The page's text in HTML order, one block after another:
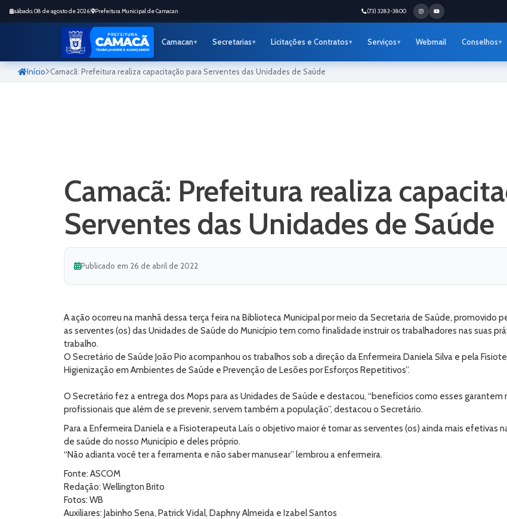
sábado, 08 de agosto de 2026 Prefeitura Municipal de Camacan (73) 3283-3800
Camacan Secretarias Licitações e Contratos Serviços Webmail Conselhos
Início Camacã: Prefeitura realiza capacitação para Serventes das Unidades de Saúde
Camacã: Prefeitura realiza
Serventes das Unidades de Saúde
Publicado em 26 de abril de 2022
A ação ocorreu na manhã dessa terça feira na Biblioteca Municipal por meio da Secretaria de Saúde, promovido
as serventes (os) das Unidades de Saúde do Município tem como finalidade instruir os trabalhadores nas suas
trabalho.
O Secretário de Saúde João Pio acompanhou os trabalhos sob a direção da Enfermeira Daniela Silva e pela
Higienização em Ambientes de Saúde e Prevenção de Lesões por Esforços Repetitivos”.
O Secretário fez a entrega dos Mops para as Unidades de Saúde e destacou, “benefícios como esses
profissionais que além de se prevenir, servem também a população”, destacou o Secretário.
Para a Enfermeira Daniela e a Fisioterapeuta Laís o objetivo maior é tornar as serventes (os) ainda mais efetivas
de saúde do nosso Município e deles próprio.
“Não adianta você ter a ferramenta e não saber manusear” lembrou a enfermeira.
Fonte: ASCOM
Redação: Wellington Brito
Fotos: WB
Auxiliares: Jabinho Sena, Patrick Vidal, Daphny Almeida e Izabel Santos